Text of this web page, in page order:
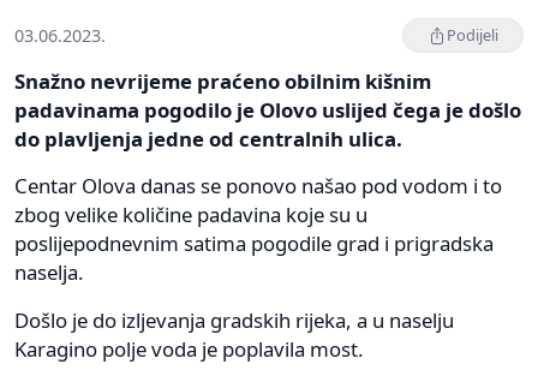
03.06.2023. Podijeli
Snažno nevrijeme praćeno obilnim kišnim
padavinama pogodilo je Olovo uslijed čega je došlo
do plavljenja jedne od centralnih ulica.
Centar Olova danas se ponovo našao pod vodom i to
zbog velike količine padavina koje su u
poslijepodnevnim satima pogodile grad i prigradska
naselja.
Došlo je do izljevanja gradskih rijeka, a u naselju
Karagino polje voda je poplavila most.